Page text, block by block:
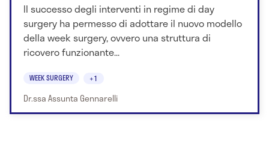
Il successo degli interventi in regime di day
surgery ha permesso di adottare il nuovo modello
della week surgery, ovvero una struttura di
ricovero funzionante...
WEEK SURGERY +1
Dr.ssa Assunta Gennarelli